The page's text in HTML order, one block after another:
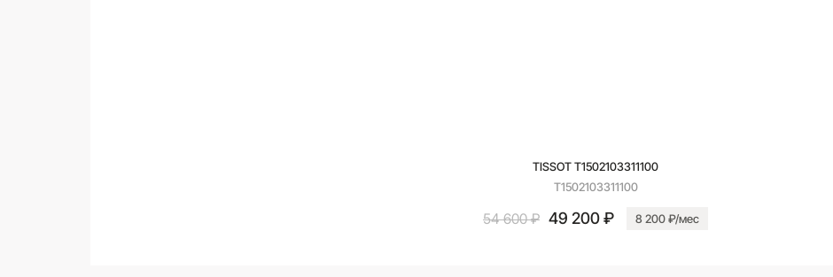
TISSOT T1502103311100
T1502103311100
54 600 ₽ 49 200 ₽ 8 200 ₽/мес